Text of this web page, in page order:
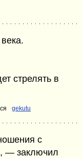
стрелять в
gekutu
с
— заключил